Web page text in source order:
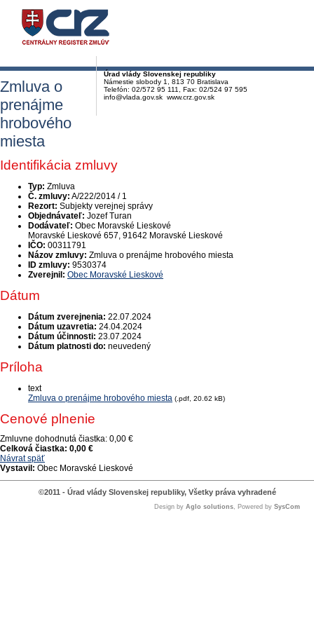
Úrad vlády Slovenskej republiky
Námestie slobody 1, 813 70 Bratislava
Telefón: 02/572 95 111, Fax: 02/524 97 595
info@vlada.gov.sk www.crz.gov.sk
Zmluva o
prenájme
hrobového
miesta
Identifikácia zmluvy
Typ: Zmluva
Č. zmluvy: A/222/2014 / 1
Rezort: Subjekty verejnej správy
Objednávateľ: Jozef Turan
Dodávateľ: Obec Moravské Lieskové
Moravské Lieskové 657, 91642 Moravské Lieskové
IČO: 00311791
Názov zmluvy: Zmluva o prenájme hrobového miesta
ID zmluvy: 9530374
Zverejnil: Obec Moravské Lieskové
Dátum
Dátum zverejnenia: 22.07.2024
Dátum uzavretia: 24.04.2024
Dátum účinnosti: 23.07.2024
Dátum platnosti do: neuvedený
Príloha
text
Zmluva o prenájme hrobového miesta (.pdf, 20.62 kB)
Cenové plnenie
Zmluvne dohodnutá čiastka: 0,00 €
Celková čiastka: 0,00 €
Návrat späť
Vystavil: Obec Moravské Lieskové
©2011 - Úrad vlády Slovenskej republiky, Všetky práva vyhradené
Design by Aglo solutions, Powered by SysCom